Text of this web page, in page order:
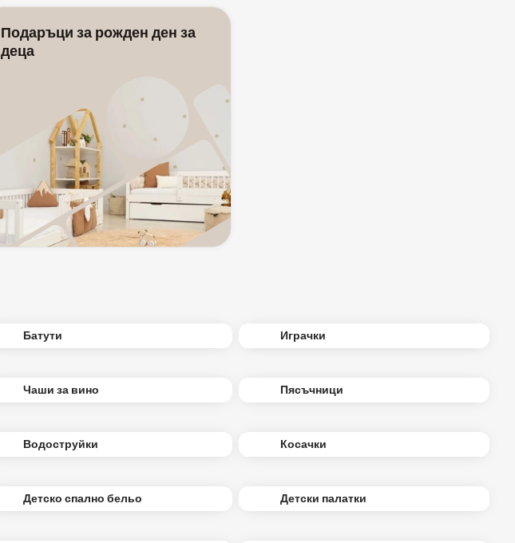
Подаръци за рожден ден за
деца
Батути Играчки
Чаши за вино Пясъчници
Водоструйки Косачки
Детско спално бельо Детски палатки